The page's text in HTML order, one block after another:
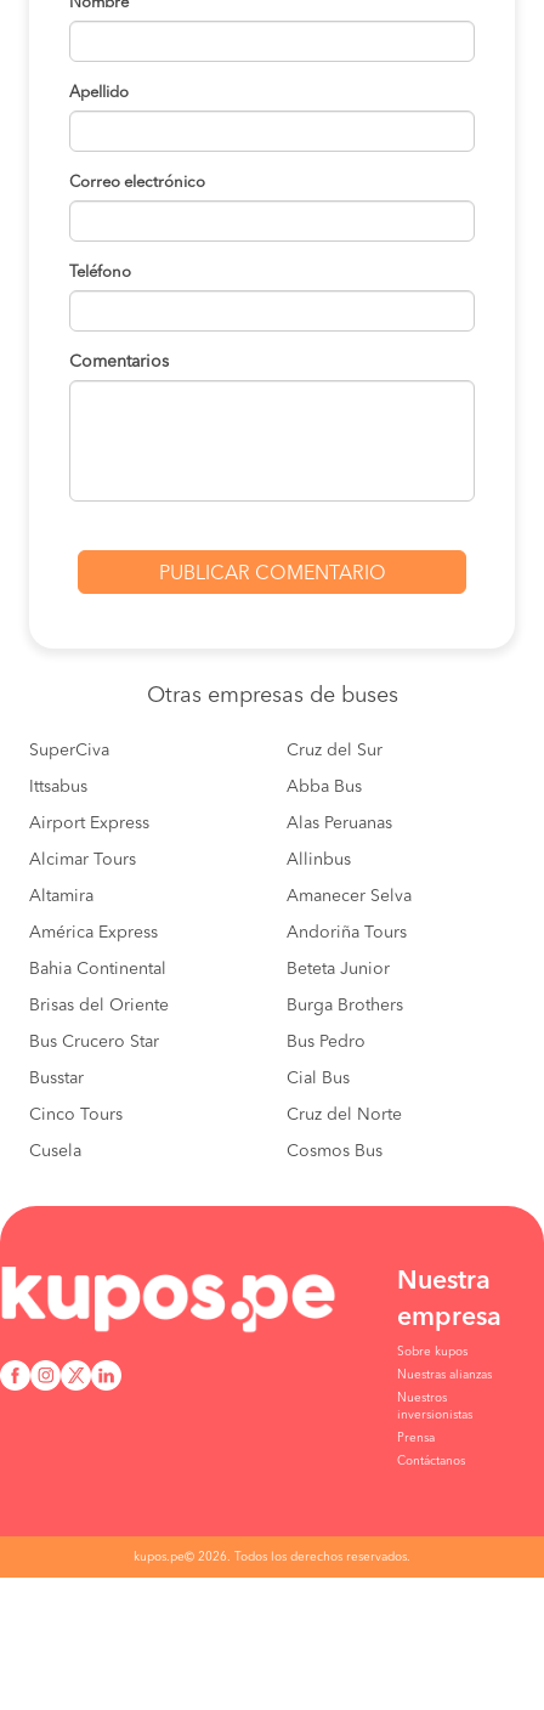
Apellido
Correo electrónico
Teléfono
Comentarios
Otras empresas de buses
SuperCiva Cruz del Sur
Ittsabus Abba Bus
Airport Express Alas Peruanas
Alcimar Tours Allinbus
Altamira Amanecer Selva
América Express Andoriña Tours
Bahia Continental Beteta Junior
Brisas del Oriente Burga Brothers
Bus Crucero Star Bus Pedro
Busstar Cial Bus
Cinco Tours Cruz del Norte
Cusela Cosmos Bus
Nuestra
empresa
Sobre kupos
Nuestras alianzas
Nuestros
inversionistas
Prensa
Contáctanos
kupos.pe© 2026. Todos los derechos reservados.